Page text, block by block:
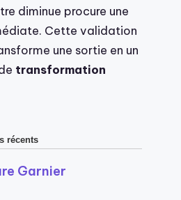
diminue procure une
Cette validation
une sortie en un
transformation
récents
Garnier